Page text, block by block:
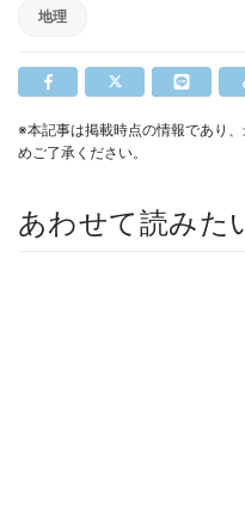
地理
※本記事は掲載時点の情報であり
めご了承ください。
あわせて読みた